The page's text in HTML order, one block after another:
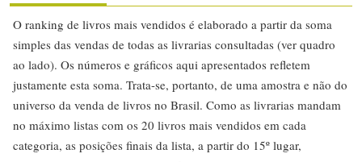
O ranking de livros mais vendidos é elaborado a partir da soma
simples das vendas de todas as livrarias consultadas (ver quadro
ao lado). Os números e gráficos aqui apresentados refletem
justamente esta soma. Trata-se, portanto, de uma amostra e não do
universo da venda de livros no Brasil. Como as livrarias mandam
no máximo listas com os 20 livros mais vendidos em cada
categoria, as posições finais da lista, a partir do 15º lugar,